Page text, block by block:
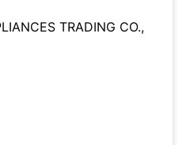
TRADING CO.,